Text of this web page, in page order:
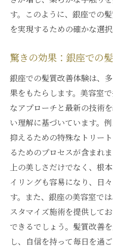
す。このように、銀座での
を実現するための確かな選択
驚きの効果：銀座での
銀座での髪質改善体験は、
果をもたらします。美容室
なアプローチと最新の技術
い理解に基づいています。
抑えるための特殊なトリー
るためのプロセスが含まれ
上の美しさだけでなく、根
イリングも容易になり、日
す。また、銀座の美容室で
スタマイズ施術を提供して
できるでしょう。髪質改善
し、自信を持って毎日を過